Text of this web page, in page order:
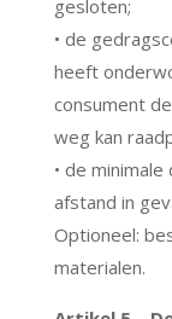
gesloten;
• de
heeft
consument
weg kan
• de
afstand in
Optioneel:
materialen.